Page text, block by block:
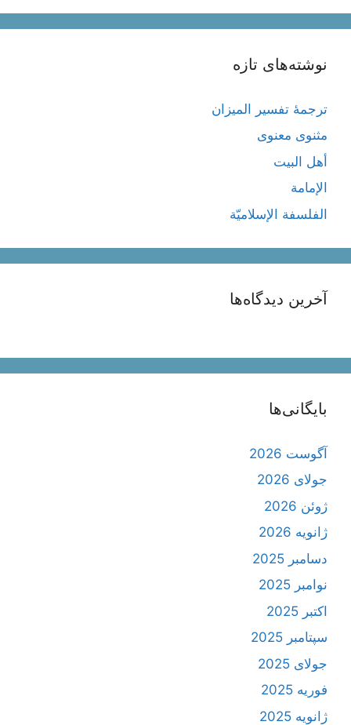
نوشته‌های تازه
ترجمۀ تفسیر المیزان
مثنوی معنوی
أهل البيت
الإمامة
الفلسفة الإسلاميّة
آخرین دیدگاه‌ها
بایگانی‌ها
آگوست 2026
جولای 2026
ژوئن 2026
ژانویه 2026
دسامبر 2025
نوامبر 2025
اکتبر 2025
سپتامبر 2025
جولای 2025
فوریه 2025
ژانویه 2025